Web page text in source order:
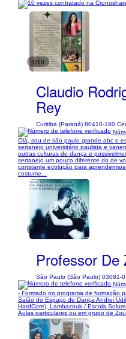
1/10
Claudio
Rey
Curitiba (Paraná) 80410-180
Olá, sou de são paulo grande abc e
sertanejo universitário paulista e
outras culturas de dança e
sertanejo um pouco diferente do de
constante evolução para
costume...
1/8
Professor De
São Paulo (São Paulo) 03081-
- Formado no programa de formação
Salão do Espaço de Dança Andrei
HardCore), Lambazouk / Escola
Aulas particulares ou em grupo de